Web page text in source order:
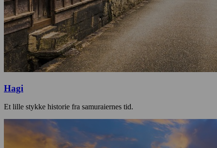
Hagi
Et lille stykke historie fra samuraiernes tid.